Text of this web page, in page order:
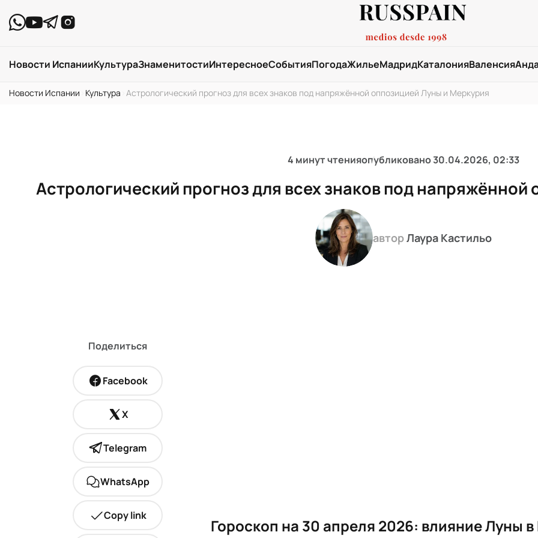
Новости ИспанииКультураЗнаменитостиИнтересноеСобытияПогодаЖильеМадридКаталонияВаленсия
Новости Испании Культура Астрологический прогноз для всех знаков под напряжённой оппозицией Луны и Меркурия
4 минут чтенияопубликовано30.04.2026, 02:33
Астрологический прогноз для всех знаков под
авторЛаура Кастильо
Поделиться
Facebook
X
Telegram
WhatsApp
Copy link
Гороскоп на 30 апреля 2026: влияние Луны в